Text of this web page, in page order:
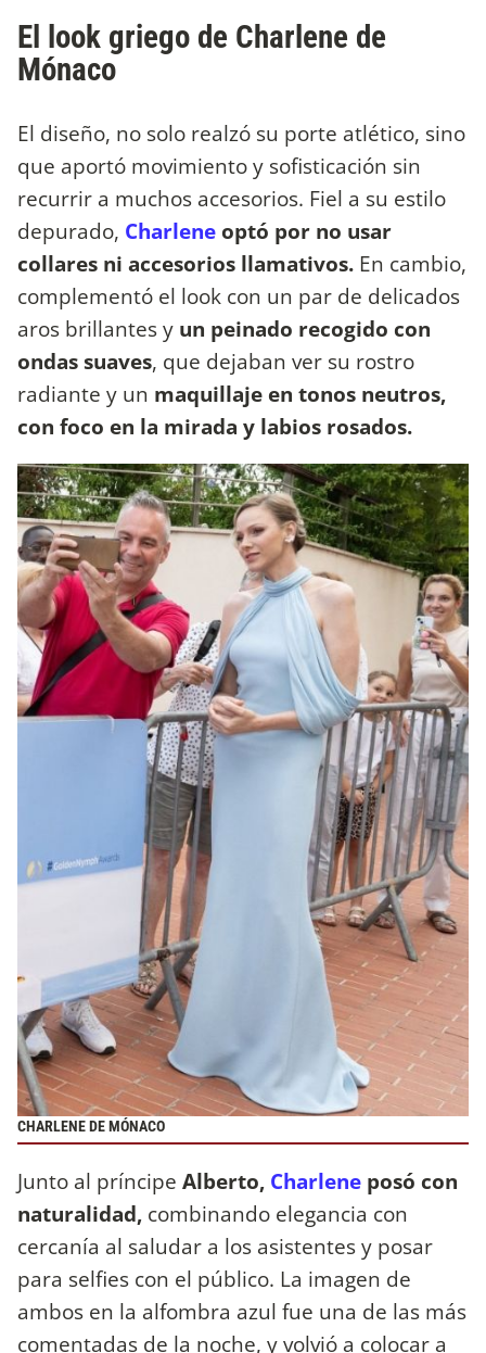
El look griego de Charlene de
Mónaco
El diseño, no solo realzó su porte atlético, sino
que aportó movimiento y sofisticación sin
recurrir a muchos accesorios. Fiel a su estilo
depurado, Charlene optó por no usar
collares ni accesorios llamativos. En cambio,
complementó el look con un par de delicados
aros brillantes y un peinado recogido con
ondas suaves, que dejaban ver su rostro
radiante y un maquillaje en tonos neutros,
con foco en la mirada y labios rosados.
CHARLENE DE MÓNACO
Junto al príncipe Alberto, Charlene posó con
naturalidad, combinando elegancia con
cercanía al saludar a los asistentes y posar
para selfies con el público. La imagen de
ambos en la alfombra azul fue una de las más
comentadas de la noche, y volvió a colocar a